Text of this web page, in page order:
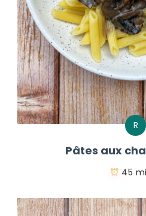
R
Pâtes aux
45